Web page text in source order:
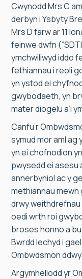
Cwynodd Mrs C
derbyn i Ysbyty
Mrs D farw ar 11
feinwe dwfn
ymchwiliwyd iddo
fethiannau i reoli
yn ystod ei
gwybodaeth, yn
mater diogelu a’i
Canfu’r
symud mor aml ag
yn ei chofnodion
pwysedd ei asesu
annerbyniol ac y
methiannau
drwy weithdrefnau
oedi wrth roi
broses honno a
Bwrdd Iechyd i
Ombwdsmon
Argymhellodd yr